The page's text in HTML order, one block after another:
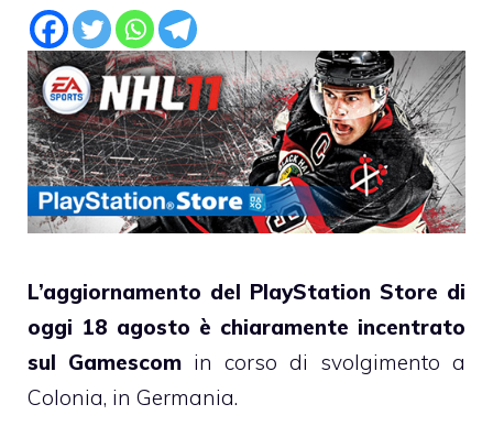
L’aggiornamento del PlayStation Store di
oggi 18 agosto è chiaramente incentrato
sul Gamescom in corso di svolgimento a
Colonia, in Germania.